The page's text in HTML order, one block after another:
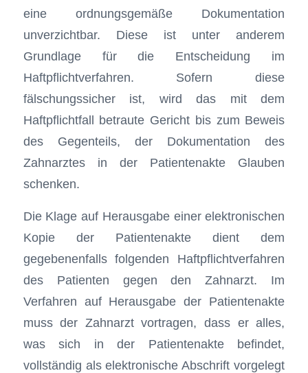
eine ordnungsgemäße Dokumentation
unverzichtbar. Diese ist unter anderem
Grundlage für die Entscheidung im
Haftpflichtverfahren. Sofern diese
fälschungssicher ist, wird das mit dem
Haftpflichtfall betraute Gericht bis zum Beweis
des Gegenteils, der Dokumentation des
Zahnarztes in der Patientenakte Glauben
schenken.
Die Klage auf Herausgabe einer elektronischen
Kopie der Patientenakte dient dem
gegebenenfalls folgenden Haftpflichtverfahren
des Patienten gegen den Zahnarzt. Im
Verfahren auf Herausgabe der Patientenakte
muss der Zahnarzt vortragen, dass er alles,
was sich in der Patientenakte befindet,
vollständig als elektronische Abschrift vorgelegt